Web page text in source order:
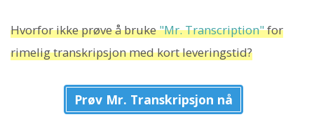
Hvorfor ikke prøve å bruke"Mr. Transcription"for
rimelig transkripsjon med kort leveringstid?
Prøv Mr. Transkripsjon nå